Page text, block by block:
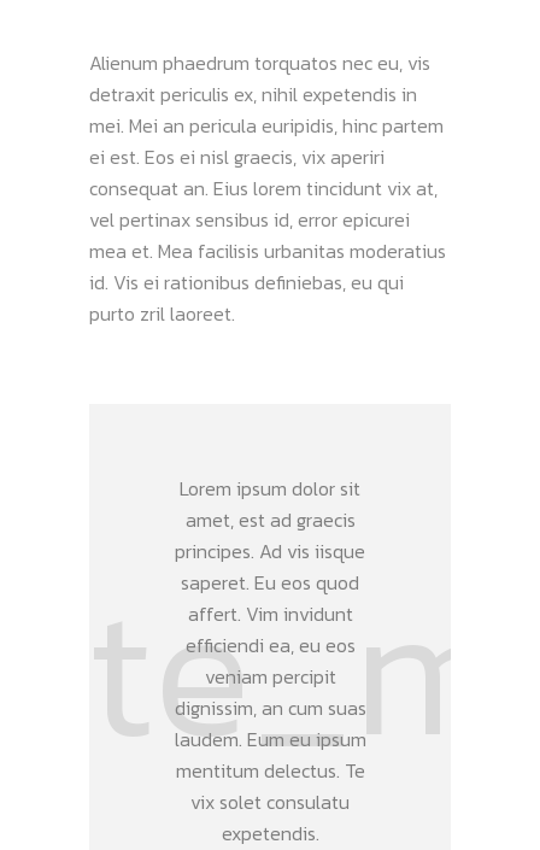
Alienum phaedrum torquatos nec eu, vis
detraxit periculis ex, nihil expetendis in
mei. Mei an pericula euripidis, hinc partem
ei est. Eos ei nisl graecis, vix aperiri
consequat an. Eius lorem tincidunt vix at,
vel pertinax sensibus id, error epicurei
mea et. Mea facilisis urbanitas moderatius
id. Vis ei rationibus definiebas, eu qui
purto zril laoreet.
Lorem ipsum dolor sit
amet, est ad graecis
principes. Ad vis iisque
saperet. Eu eos quod
affert. Vim invidunt
efficiendi ea, eu eos
veniam percipit
dignissim, an cum suas
laudem. Eum eu ipsum
mentitum delectus. Te
vix solet consulatu
expetendis.